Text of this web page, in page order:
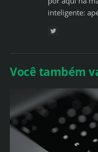
inteligente:
Você também